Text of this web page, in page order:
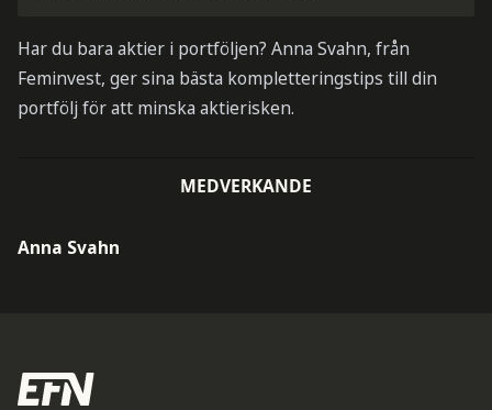
Har du bara aktier i portföljen? Anna Svahn, från
Feminvest, ger sina bästa kompletteringstips till din
portfölj för att minska aktierisken.
MEDVERKANDE
Anna Svahn